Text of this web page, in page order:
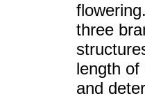
three
length of
and